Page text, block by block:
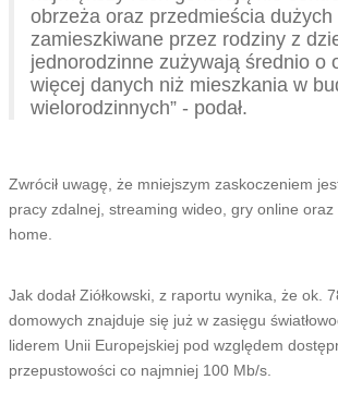
obrzeża oraz przedmieścia dużych
zamieszkiwane przez rodziny z
jednorodzinne zużywają średnio o
więcej danych niż mieszkania w
wielorodzinnych” - podał.
Zwrócił uwagę, że mniejszym zaskoczeniem
pracy zdalnej, streaming wideo, gry online
home.
Jak dodał Ziółkowski, z raportu wynika, że ok.
domowych znajduje się już w zasięgu
liderem Unii Europejskiej pod względem
przepustowości co najmniej 100 Mb/s.